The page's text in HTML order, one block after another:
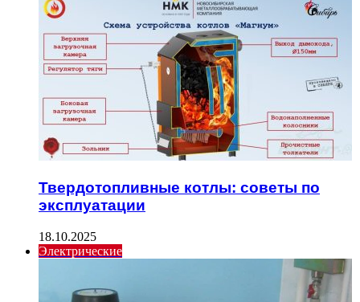
Твердотопливные котлы: советы по
эксплуатации
18.10.2025
Электрические